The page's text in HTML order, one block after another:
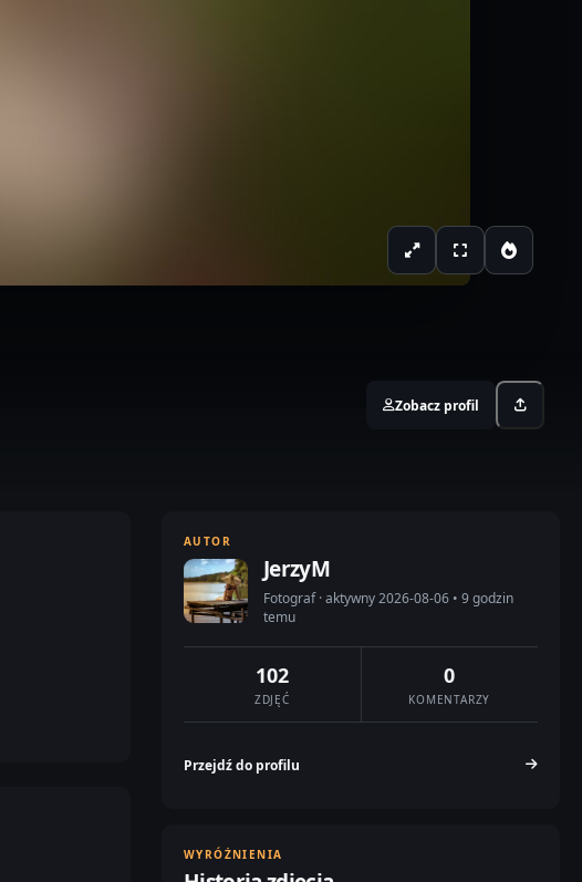
Zobacz profil
AUTOR
JerzyM
Fotograf · aktywny 2026-08-06 • 9 godzin
temu
102
ZDJĘĆ
0
KOMENTARZY
Przejdź do profilu
WYRÓŻNIENIA